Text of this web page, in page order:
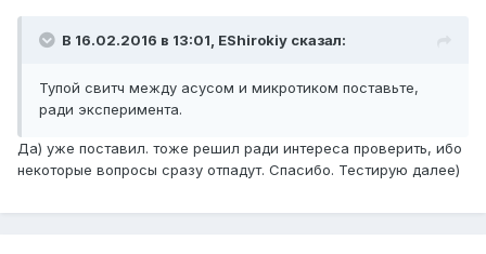
В 16.02.2016 в 13:01, EShirokiy сказал:
Тупой свитч между асусом и микротиком поставьте,
ради эксперимента.
Да) уже поставил. тоже решил ради интереса проверить, ибо
некоторые вопросы сразу отпадут. Спасибо. Тестирую далее)